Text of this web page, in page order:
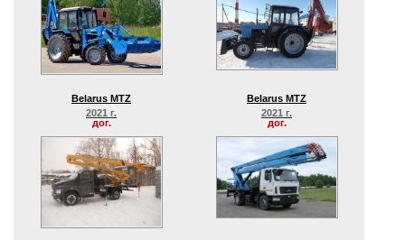
Belarus MTZ
2021 г.
дог.
Belarus MTZ
2021 г.
дог.